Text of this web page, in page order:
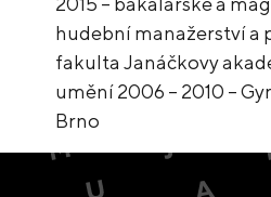
hudební manažerství a
fakulta Janáčkovy
umění 2006 – 2010 –
Brno